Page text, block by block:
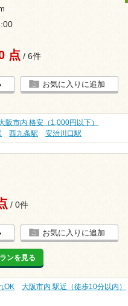
点 / 6件
お気に入りに追加
阪市内 格安（1,000円以下）
西九条駅 安治川口駅
/ 0件
お気に入りに追加
ンを見る
OK 大阪市内 駅近（徒歩10分以内）